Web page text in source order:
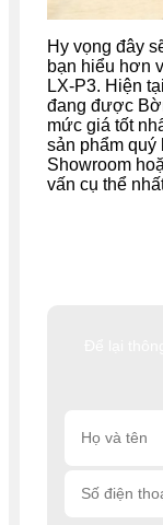
Hy vọng đây
bạn hiểu hơn
LX-P3. Hiện
đang được
mức giá tốt
sản phẩm quý
Showroom
vấn cụ thể